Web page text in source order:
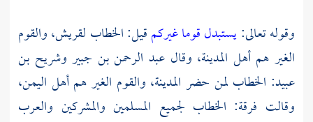
وقوله تعالى:يستبدل قوما غيركمقيل: الخطاب لقريش، والقوم
الغير هم أهل المدينة، وقال عبد الرحمن بن جبير وشريح بن
عبيد: الخطاب لمن حضر المدينة، والقوم الغير هم أهل اليمن،
وقالت فرقة: الخطاب لجميع المسلمين والمشركين والعرب